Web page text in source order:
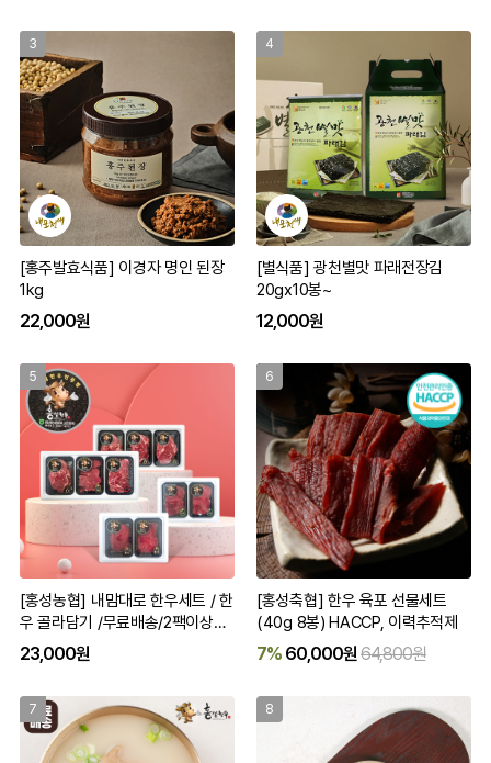
3
[홍주발효식품] 이경자 명인 된장
1kg
22,000원
4
[별식품] 광천별맛 파래전장김
20gx10봉~
12,000원
5
[홍성농협] 내맘대로 한우세트 / 한
우 골라담기 /무료배송/2팩이상구
입가능
23,000원
6
[홍성축협] 한우 육포 선물세트
(40g 8봉) HACCP, 이력추적제
7% 60,000원64,800원
7 8